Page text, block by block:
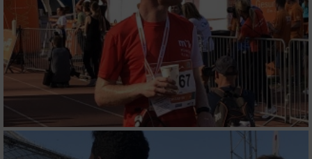
Wir nutzen Ihre Daten für folgende Zwecke:
IAB-Verarbeitungszwecke:
Speichern von oder Zugriff auf Informationen
auf einem Endgerät
Verwendung reduzierter Daten zur Auswahl
von Werbeanzeigen
Erstellung von Profilen für personalisierte
Werbung